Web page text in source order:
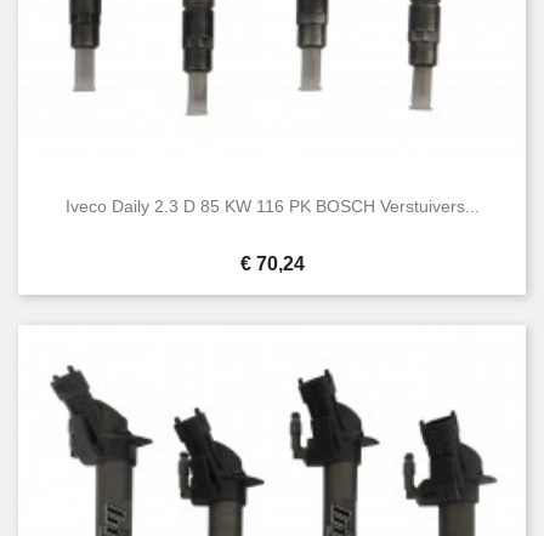
Iveco Daily 2.3 D 85 KW 116 PK BOSCH Verstuivers...
Prijs
€ 70,24